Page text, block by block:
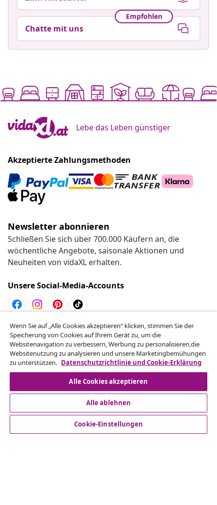
Empfohlen
Chatte mit uns
Lebe das Leben günstiger
Akzeptierte Zahlungsmethoden
Newsletter abonnieren
Schließen Sie sich über 700.000 Käufern an, die
wöchentliche Angebote, saisonale Aktionen und
Neuheiten von vidaXL erhalten.
Unsere Social-Media-Accounts
Vom Vertrag zurücktreten
Reiche einen Widerrufsantrag für deine Bestellung
ein.
Vom Vertrag zurücktreten
Wenn Sie auf „Alle Cookies akzeptieren“ klicken, stimmen Sie der
Speicherung von Cookies auf Ihrem Gerät zu, um die
Websitenavigation zu verbessern, Werbung zu personalisieren,die
Websitenutzung zu analysieren und unsere Marketingbemühungen
zu unterstützen. Datenschutzrichtlinie und Cookie-Erklärung
Alle Cookies akzeptieren
Alle ablehnen
Cookie-Einstellungen